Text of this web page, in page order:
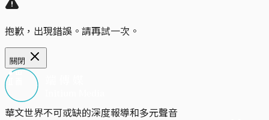
抱歉，出現錯誤。請再試一次。
關閉
華文世界不可或缺的深度報導和多元聲音